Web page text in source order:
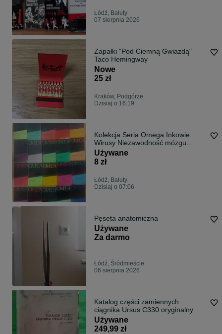
Łódź, Bałuty
07 sierpnia 2026
Zapałki "Pod Ciemną Gwiazdą"
Taco Hemingway
Nowe
25 zł
Kraków, Podgórze
Dzisiaj o 16:19
Kolekcja Seria Omega Inkowie
Wirusy Niezawodność mózgu
Maszyna i język
Używane
8 zł
Łódź, Bałuty
Dzisiaj o 07:06
Pęseta anatomiczna
Używane
Za darmo
Łódź, Śródmieście
06 sierpnia 2026
Katalog części zamiennych
ciągnika Ursus C330 oryginalny
Używane
249,99 zł